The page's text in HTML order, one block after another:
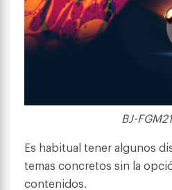
BJ-
Es habitual tener algunos
temas concretos sin la
contenidos.